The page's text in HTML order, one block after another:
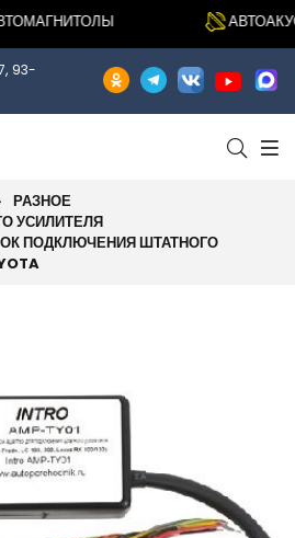
, 93-
РАЗНОЕ
УСИЛИТЕЛЯ
ПОДКЛЮЧЕНИЯ ШТАТНОГО